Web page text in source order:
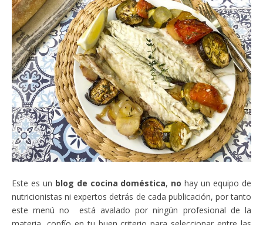
Este es un blog de cocina doméstica, no hay un equipo de
nutricionistas ni expertos detrás de cada publicación, por tanto
este menú no está avalado por ningún profesional de la